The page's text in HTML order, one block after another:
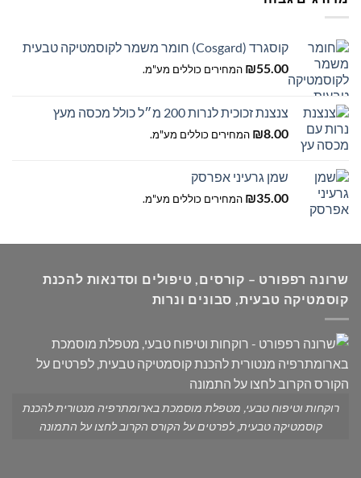
קוסגרד (Cosgard) חומר משמר לקוסמטיקה טבעית
₪55.00 המחירים כוללים מע"מ.
צנצנת זכוכית לנרות 200 מ״ל כולל מכסה מעץ
₪8.00 המחירים כוללים מע"מ.
שמן גרעיני אפרסק
₪35.00 המחירים כוללים מע"מ.
שרונה רפפורט – קורסים, טיפולים וסדנאות להכנת
קוסמטיקה טבעית, סבונים ונרות
רוקחות וטיפוח טבעי, מטפלת מוסמכת בארומתרפיה מנטורית להכנת
קוסמטיקה טבעית, לפרטים על הקורס הקרוב לחצו על התמונה